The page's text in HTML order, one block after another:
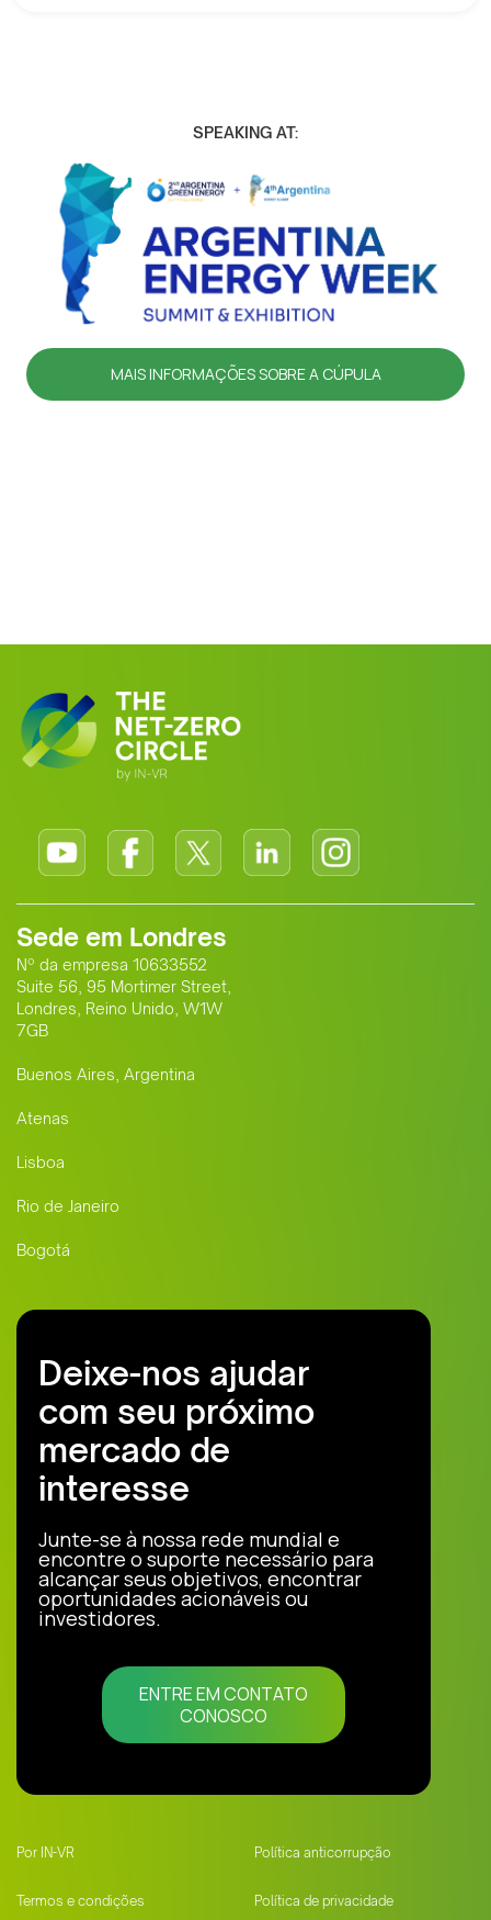
SPEAKING AT:
MAIS INFORMAÇÕES SOBRE A CÚPULA
Sede em Londres
Nº da empresa 10633552
Suite 56, 95 Mortimer Street,
Londres, Reino Unido, W1W
7GB
Buenos Aires, Argentina
Atenas
Lisboa
Rio de Janeiro
Bogotá
Deixe-nos ajudar
com seu próximo
mercado de
interesse
Junte-se à nossa rede mundial e
encontre o suporte necessário para
alcançar seus objetivos, encontrar
oportunidades acionáveis ou
investidores.
ENTRE EM CONTATO
CONOSCO
Por IN-VR Política anticorrupção
Termos e condições Política de privacidade